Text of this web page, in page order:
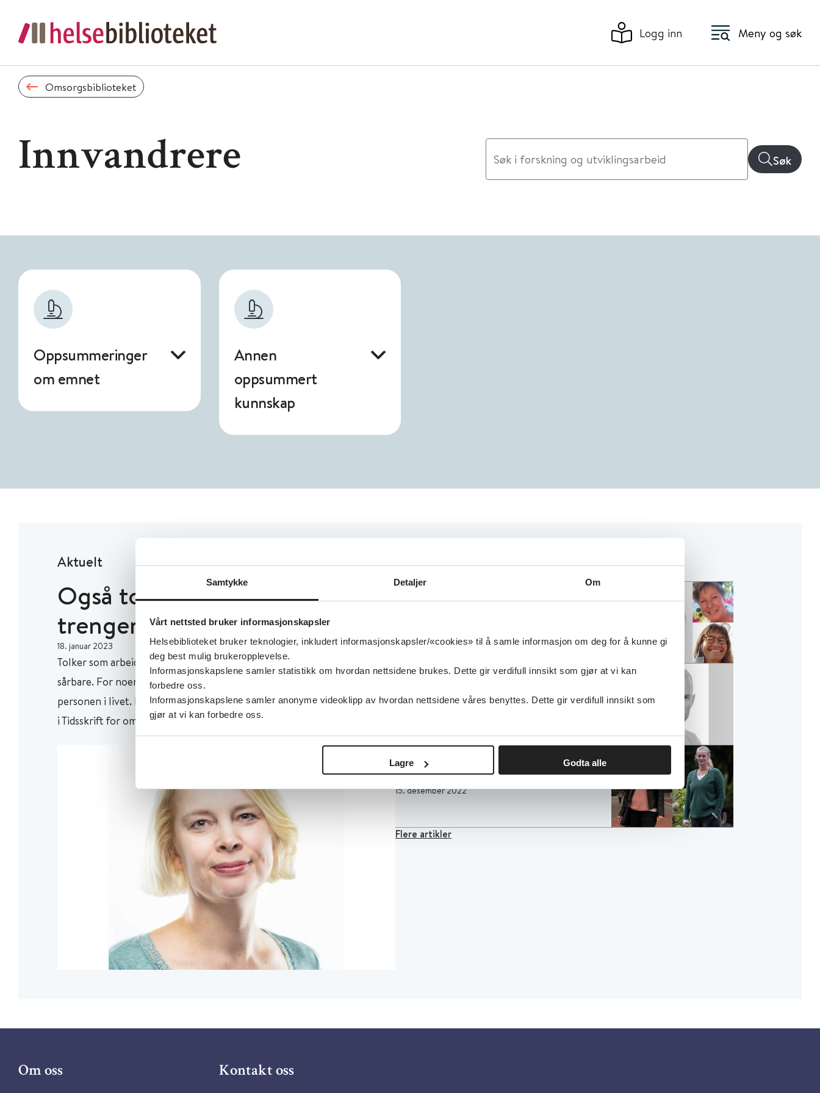
Samtykke Detaljer Om
Vårt nettsted bruker informasjonskapsler
Helsebiblioteket bruker teknologier, inkludert informasjonskapsler/«cookies» til å samle informasjon om deg for å kunne gi
deg best mulig brukeropplevelse.
Informasjonskapslene samler statistikk om hvordan nettsidene brukes. Dette gir verdifull innsikt som gjør at vi kan
forbedre oss.
Informasjonskapslene samler anonyme videoklipp av hvordan nettsidene våres benyttes. Dette gir verdifull innsikt som
gjør at vi kan forbedre oss.
Lagre Godta alle
Logg inn Meny og søk
Omsorgsbiblioteket
Innvandrere Søk
Oppsummeringer
om emnet
Annen
oppsummert
kunnskap
Aktuelt
Også tolken på terapirommet
trenger hjelp
18. januar 2023
Tolker som arbeider med terapeuter, møter mennesker på sitt mest
sårbare. For noen ensomme pasienter blir tolken den konstante
personen i livet. Da trenger tolken «verneutstyr», skriver Marie Haavik
i Tidsskrift for omsorgsforskning.
«Kom inn i mitt hjem, så interessant
Velge ut fra hudfarge?
utenforskap
15. desember 2022
Flere artikler
Om oss Kontakt oss